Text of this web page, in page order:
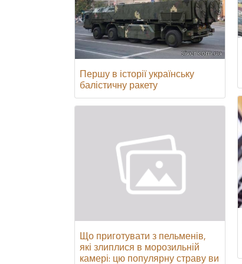
Першу в історії українську
балістичну ракету
Що приготувати з пельменів,
які злиплися в морозильній
камері: цю популярну страву ви